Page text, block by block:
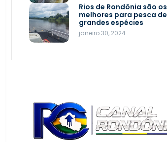
novembro 21, 2025
Seletiva de xadrez em
Porto Velho escolhe
atletas para os Jogos
Intermunicipais de
Rios de Rondônia são os
melhores para pesca de
grandes espécies
janeiro 30, 2024